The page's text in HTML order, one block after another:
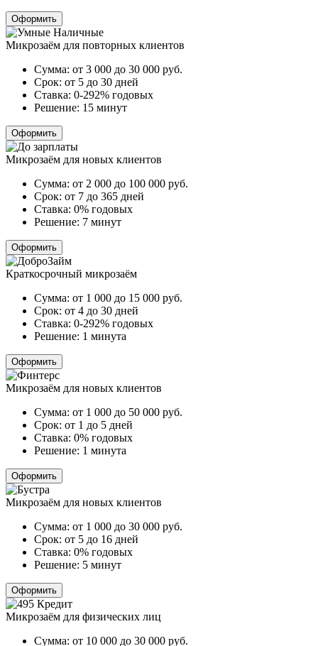
Оформить
Микрозаём для повторных клиентов
Сумма: от 3 000 до 30 000 руб.
Срок: от 5 до 30 дней
Ставка: 0-292% годовых
Решение: 15 минут
Оформить
Микрозаём для новых клиентов
Сумма: от 2 000 до 100 000 руб.
Срок: от 7 до 365 дней
Ставка: 0% годовых
Решение: 7 минут
Оформить
Краткосрочный микрозаём
Сумма: от 1 000 до 15 000 руб.
Срок: от 4 до 30 дней
Ставка: 0-292% годовых
Решение: 1 минута
Оформить
Микрозаём для новых клиентов
Сумма: от 1 000 до 50 000 руб.
Срок: от 1 до 5 дней
Ставка: 0% годовых
Решение: 1 минута
Оформить
Микрозаём для новых клиентов
Сумма: от 1 000 до 30 000 руб.
Срок: от 5 до 16 дней
Ставка: 0% годовых
Решение: 5 минут
Оформить
Микрозаём для физических лиц
Сумма: от 10 000 до 30 000 руб.